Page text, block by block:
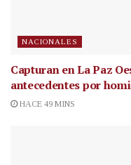
NACIONALES
Capturan en La Paz
antecedentes por
HACE 49 MINS